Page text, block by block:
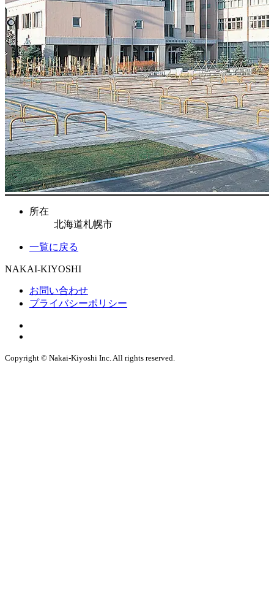
所在
北海道札幌市
一覧に戻る
NAKAI-KIYOSHI
お問い合わせ
プライバシーポリシー
Copyright © Nakai-Kiyoshi Inc. All rights reserved.